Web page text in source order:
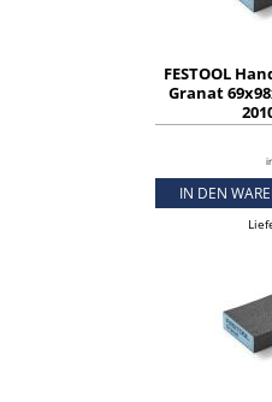
FESTOOL
Granat
IN DEN